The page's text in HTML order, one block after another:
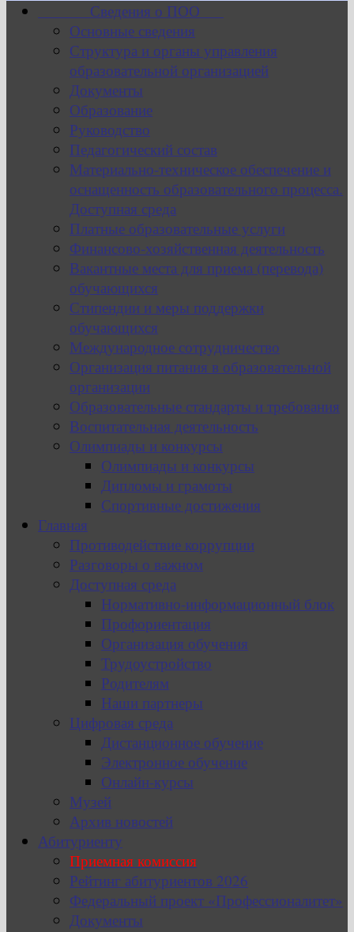
Сведения о ПОО
Основные сведения
Структура и органы управления
образовательной организацией
Документы
Образование
Руководство
Педагогический состав
Материально-техническое обеспечение и
оснащенность образовательного процесса.
Доступная среда
Платные образовательные услуги
Финансово-хозяйственная деятельность
Вакантные места для приема (перевода)
обучающихся
Стипендии и меры поддержки
обучающихся
Международное сотрудничество
Организация питания в образовательной
организации
Образовательные стандарты и требования
Воспитательная деятельность
Олимпиады и конкурсы
Олимпиады и конкурсы
Дипломы и грамоты
Спортивные достижения
Главная
Противодействие коррупции
Разговоры о важном
Доступная среда
Нормативно-информационный блок
Профориентация
Организация обучения
Трудоустройство
Родителям
Наши партнеры
Цифровая среда
Дистанционное обучение
Электронное обучение
Онлайн-курсы
Музей
Архив новостей
Абитуриенту
Приемная комиссия
Рейтинг абитуриентов 2026
Федеральный проект «Профессионалитет»
Документы